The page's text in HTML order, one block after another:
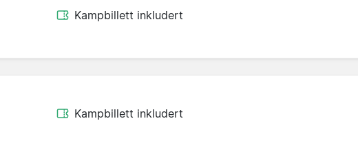
Kampbillett inkludert
Kampbillett inkludert